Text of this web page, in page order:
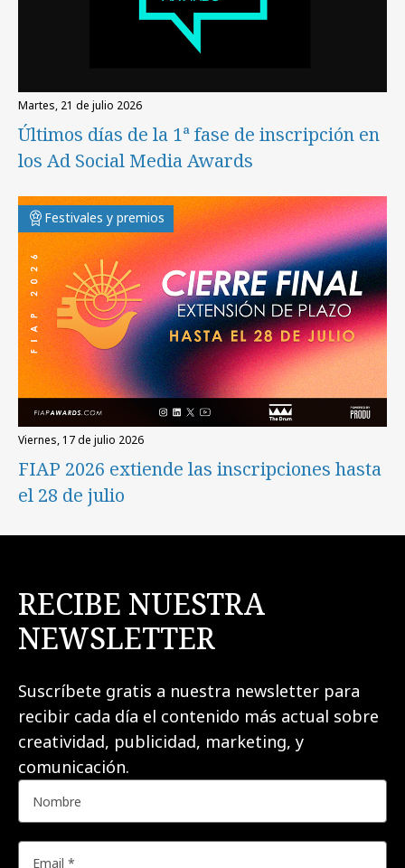
martes, 21 de julio 2026
Últimos días de la 1ª fase de inscripción en
los Ad Social Media Awards
Festivales y premios
viernes, 17 de julio 2026
FIAP 2026 extiende las inscripciones hasta
el 28 de julio
RECIBE NUESTRA
NEWSLETTER
Suscríbete gratis a nuestra newsletter para
recibir cada día el contenido más actual sobre
creatividad, publicidad, marketing, y
comunicación.